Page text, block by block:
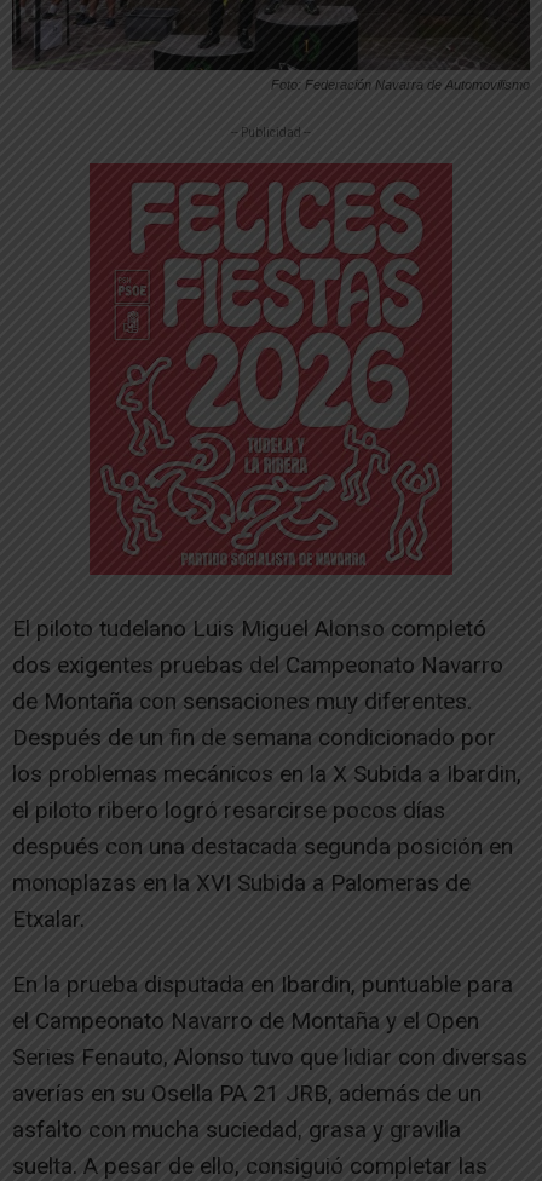
Foto: Federación Navarra de Automovilismo
-- Publicidad --
El piloto tudelano Luis Miguel Alonso completó
dos exigentes pruebas del Campeonato Navarro
de Montaña con sensaciones muy diferentes.
Después de un fin de semana condicionado por
los problemas mecánicos en la X Subida a Ibardin,
el piloto ribero logró resarcirse pocos días
después con una destacada segunda posición en
monoplazas en la XVI Subida a Palomeras de
Etxalar.
En la prueba disputada en Ibardin, puntuable para
el Campeonato Navarro de Montaña y el Open
Series Fenauto, Alonso tuvo que lidiar con diversas
averías en su Osella PA 21 JRB, además de un
asfalto con mucha suciedad, grasa y gravilla
suelta. A pesar de ello, consiguió completar las